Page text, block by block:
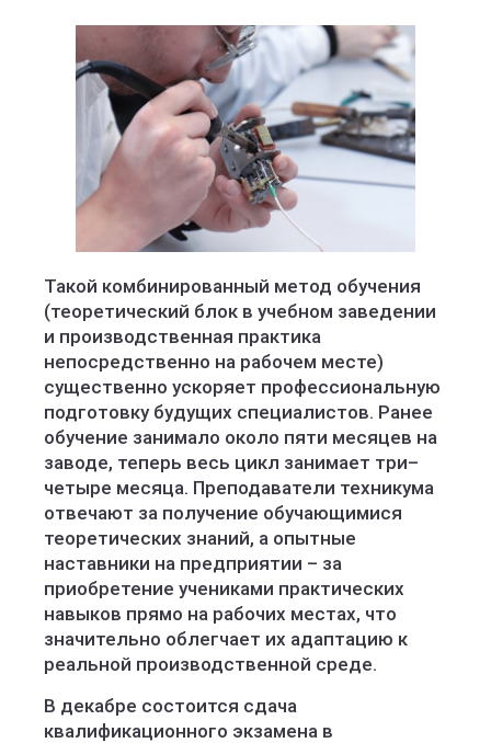
Такой комбинированный метод обучения
(теоретический блок в учебном заведении
и производственная практика
непосредственно на рабочем месте)
существенно ускоряет профессиональную
подготовку будущих специалистов. Ранее
обучение занимало около пяти месяцев на
заводе, теперь весь цикл занимает три–
четыре месяца. Преподаватели техникума
отвечают за получение обучающимися
теоретических знаний, а опытные
наставники на предприятии – за
приобретение учениками практических
навыков прямо на рабочих местах, что
значительно облегчает их адаптацию к
реальной производственной среде.
В декабре состоится сдача
квалификационного экзамена в